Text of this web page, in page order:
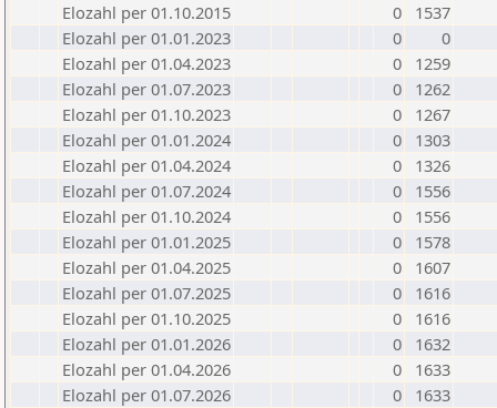
Elozahl per 01.10.2015
0
1537
Elozahl per 01.01.2023
0
0
Elozahl per 01.04.2023
0
1259
Elozahl per 01.07.2023
0
1262
Elozahl per 01.10.2023
0
1267
Elozahl per 01.01.2024
0
1303
Elozahl per 01.04.2024
0
1326
Elozahl per 01.07.2024
0
1556
Elozahl per 01.10.2024
0
1556
Elozahl per 01.01.2025
0
1578
Elozahl per 01.04.2025
0
1607
Elozahl per 01.07.2025
0
1616
Elozahl per 01.10.2025
0
1616
Elozahl per 01.01.2026
0
1632
Elozahl per 01.04.2026
0
1633
Elozahl per 01.07.2026
0
1633